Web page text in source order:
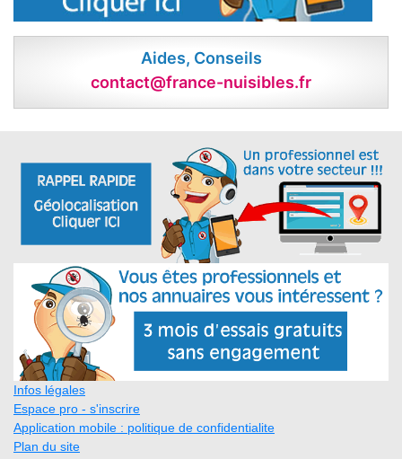
Aides, Conseils
contact@france-nuisibles.fr
Infos légales
Espace pro - s'inscrire
Application mobile : politique de confidentialite
Plan du site